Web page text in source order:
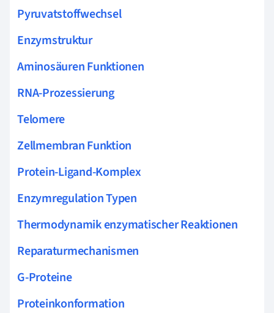
Pyruvatstoffwechsel
Enzymstruktur
Aminosäuren Funktionen
RNA-Prozessierung
Telomere
Zellmembran Funktion
Protein-Ligand-Komplex
Enzymregulation Typen
Thermodynamik enzymatischer Reaktionen
Reparaturmechanismen
G-Proteine
Proteinkonformation